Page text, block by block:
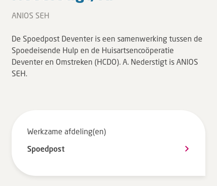
Tarieven en vergoeding
Uw gegevens
Wachttijden
Over ons
ANIOS SEH
De Spoedpost Deventer is een samenwerking tussen de
Spoedeisende Hulp en de Huisartsencoöperatie
Deventer en Omstreken (HCDO). A. Nederstigt is ANIOS
SEH.
Werkzame afdeling(en)
Spoedpost